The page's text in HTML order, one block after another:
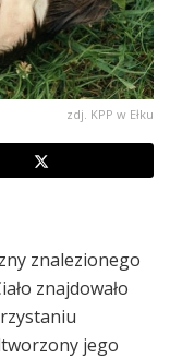
zdj. KPP w Ełku
znalezionego
znajdowało
jego